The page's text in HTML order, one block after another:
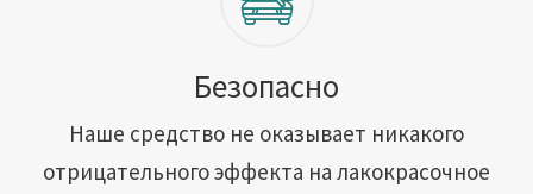
Безопасно
Наше средство не оказывает никакого
отрицательного эффекта на лакокрасочное